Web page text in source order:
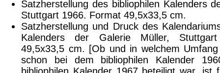
Satzherstellung des bibliophilen Kalenders
Stuttgart 1966. Format 49,5x33,5 cm.
Satzherstellung und Druck des
Kalenders der Galerie Müller,
49,5x33,5 cm. [Ob und in welchem
schon bei dem bibliophilen Kalender